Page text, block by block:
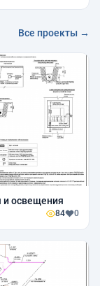
Все проекты →
и освещения
84 0